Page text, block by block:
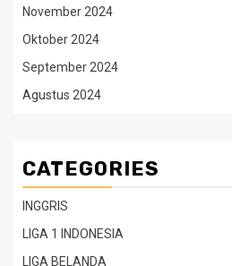
November 2024
Oktober 2024
September 2024
Agustus 2024
CATEGORIES
INGGRIS
LIGA 1 INDONESIA
LIGA BELANDA